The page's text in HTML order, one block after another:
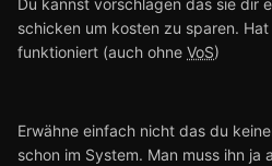
Du kannst vorschlagen das sie dir
schicken um kosten zu sparen.
funktioniert (auch ohne VoS)
Erwähne einfach nicht das du
schon im System. Man muss ihn ja